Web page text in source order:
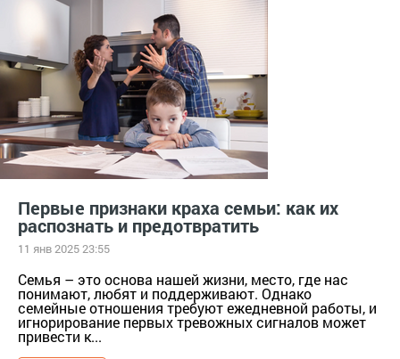
Первые признаки краха семьи: как их
распознать и предотвратить
11 янв 2025 23:55
Семья – это основа нашей жизни, место, где нас
понимают, любят и поддерживают. Однако
семейные отношения требуют ежедневной работы, и
игнорирование первых тревожных сигналов может
привести к...